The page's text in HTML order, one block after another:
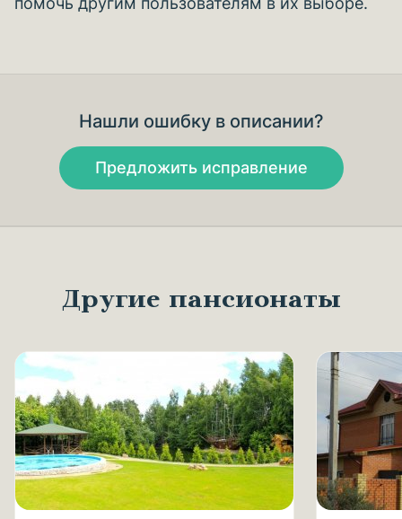
Нашли ошибку в описании?
Предложить исправление
Другие пансионаты